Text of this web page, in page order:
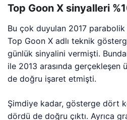
Top Goon X sinyalleri
Bu çok duyulan 2017
Top Goon X adlı teknik
günlük sinyalini vermişti.
ile 2013 arasında gerçekleşen
de doğru işaret etmişti.
Şimdiye kadar, gösterge dört
dördü de doğru çıktı. Ayrıca